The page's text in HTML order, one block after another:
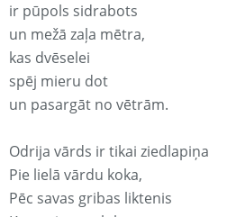
ir pūpols sidrabots
un mežā zaļa mētra,
kas dvēselei
spēj mieru dot
un pasargāt no vētrām.
Odrija vārds ir tikai ziedlapiņa
Pie lielā vārdu koka,
Pēc savas gribas liktenis